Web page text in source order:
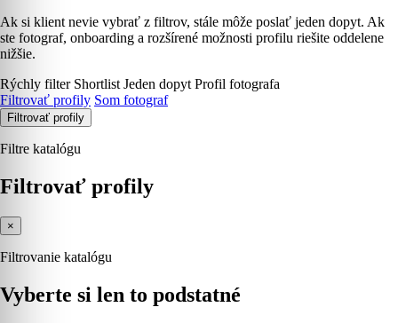
Ak si klient nevie vybrať z filtrov, stále môže poslať jeden dopyt. Ak
ste fotograf, onboarding a rozšírené možnosti profilu riešite oddelene
nižšie.
Rýchly filter Shortlist Jeden dopyt Profil fotografa
Filtrovať profily Som fotograf
Filtrovať profily
Filtre katalógu
Filtrovať profily
×
Filtrovanie katalógu
Vyberte si len to podstatné